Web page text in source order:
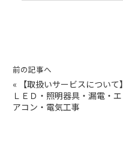
前の記事へ
«
【取扱いサービスについて】
ＬＥＤ・照明器具・漏電・エ
アコン・電気工事